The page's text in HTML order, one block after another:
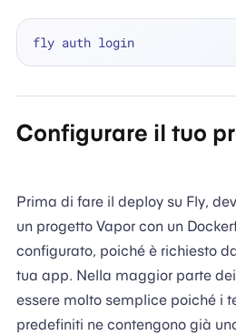
Configurare il tuo
Prima di fare il deploy su Fly,
un progetto Vapor con un
configurato, poiché è richiesto
tua app. Nella maggior parte
essere molto semplice poiché i
predefiniti ne contengono già